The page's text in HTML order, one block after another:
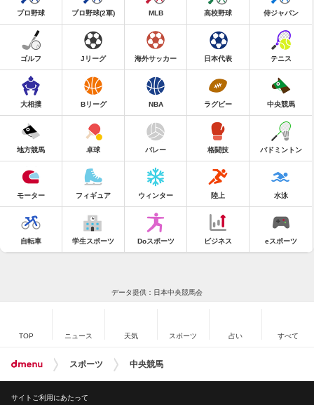
プロ野球 プロ野球(2軍) MLB 高校野球 侍ジャパン
ゴルフ Jリーグ 海外サッカー 日本代表 テニス
大相撲 Bリーグ NBA ラグビー 中央競馬
地方競馬 卓球 バレー 格闘技 バドミントン
モーター フィギュア ウィンター 陸上 水泳
自転車 学生スポーツ Doスポーツ ビジネス eスポーツ
データ提供：日本中央競馬会
TOP ニュース 天気 スポーツ 占い すべて
スポーツ 中央競馬
サイトご利用にあたって